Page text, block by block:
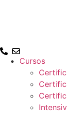
Cursos